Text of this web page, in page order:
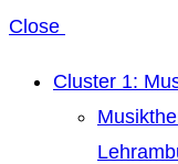
Close
Cluster 1: